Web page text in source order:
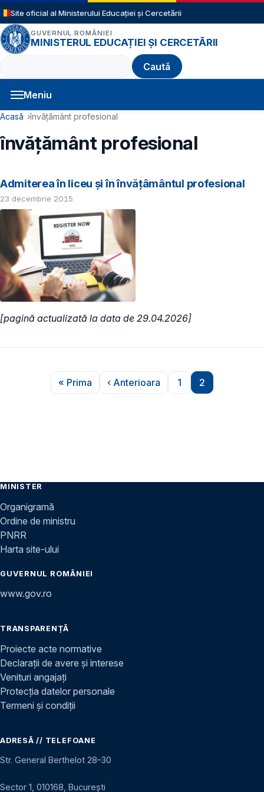
Sari la conținutul principal
Site oficial al Ministerului Educației și Cercetării
GUVERNUL ROMÂNIEI
MINISTERUL EDUCAȚIEI ȘI CERCETĂRII
Caută
Meniu
Navigație principală
Cale de navigare
Acasă învățământ profesional
învățământ profesional
Admiterea în liceu și în învățâmântul profesional
23 decembrie 2015
[pagină actualizată la data de 29.04.2026]
Prima pagină
« Prima
Pagina anterioară
‹ Anterioara
Pagina
1
Pagina
2
MINISTER
Organigramă
Ordine de ministru
PNRR
Harta site-ului
GUVERNUL ROMÂNIEI
www.gov.ro
TRANSPARENȚĂ
Proiecte acte normative
Declarații de avere și interese
Venituri angajați
Protecția datelor personale
Termeni și condiții
ADRESĂ // TELEFOANE
Str. General Berthelot 28–30
Sector 1, 010168, București